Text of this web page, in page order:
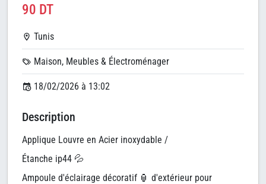
90 DT
Tunis
Maison, Meubles & Électroménager
18/02/2026 à 13:02
Description
Applique Louvre en Acier inoxydable /
Étanche ip44 💦
Ampoule d'éclairage décoratif 🏮 d'extérieur pour